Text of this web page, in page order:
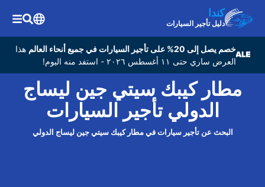
كندا
دليل تأجير السيارات
خصم يصل إلى 20% على تأجير السيارات في جميع أنحاء العالم
هذا
العرض ساري حتى ١١ أغسطس ٢٠٢٦ - استفد منه اليوم!
مطار كيبك سيتي جين ليساج
الدولي تأجير السيارات
البحث عن تأجير سيارات في مطار كيبك سيتي جين ليساج الدولي